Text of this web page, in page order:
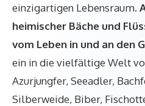
einzigartigen Lebensraum.
heimischer Bäche und
vom Leben in und an den
ein in die vielfältige Welt
Azurjungfer, Seeadler,
Silberweide, Biber,